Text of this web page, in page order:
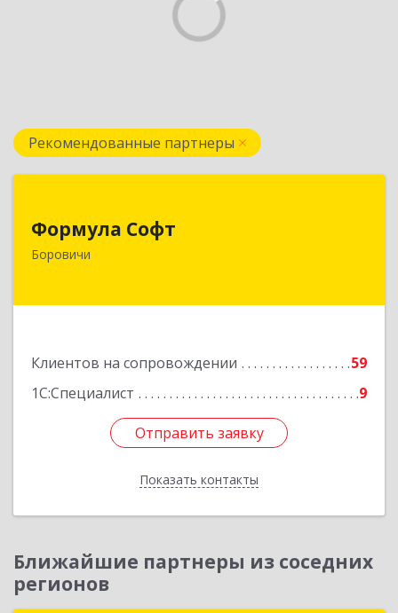
Рекомендованные партнеры
Формула Софт
Боровичи
Клиентов на сопровождении
59
1С:Специалист
9
Отправить заявку
Показать контакты
174411, Новгородская обл, Боровичский р-н,
Боровичи г, Международная ул, дом № 6
Подробнее
Отправить заявку
Назад
Ближайшие партнеры из соседних
регионов